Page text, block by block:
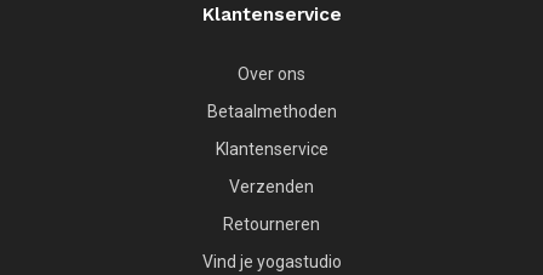
Klantenservice
Over ons
Betaalmethoden
Klantenservice
Verzenden
Retourneren
Vind je yogastudio